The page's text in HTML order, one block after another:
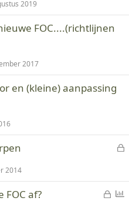
o
2019
FOC....(richtlijnen
2017
en (kleine) aanpassing
l
o
2014
G
FOC af?